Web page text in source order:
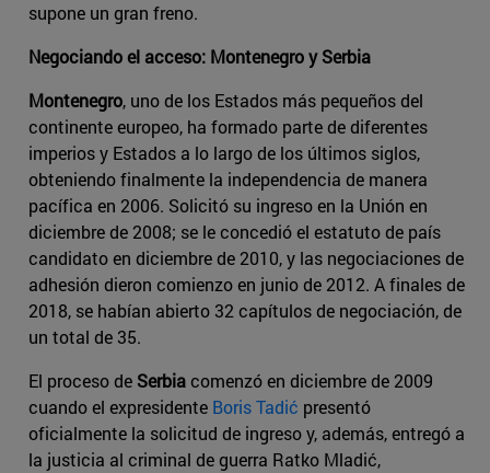
supone un gran freno.
Negociando el acceso: Montenegro y Serbia
Montenegro, uno de los Estados más pequeños del
continente europeo, ha formado parte de diferentes
imperios y Estados a lo largo de los últimos siglos,
obteniendo finalmente la independencia de manera
pacífica en 2006. Solicitó su ingreso en la Unión en
diciembre de 2008; se le concedió el estatuto de país
candidato en diciembre de 2010, y las negociaciones de
adhesión dieron comienzo en junio de 2012. A finales de
2018, se habían abierto 32 capítulos de negociación, de
un total de 35.
El proceso de Serbiacomenzó en diciembre de 2009
cuando el expresidente Boris Tadić presentó
oficialmente la solicitud de ingreso y, además, entregó a
la justicia al criminal de guerra Ratko Mladić,